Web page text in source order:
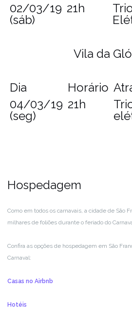
02/03/19
(sáb)
21h
Vila da
Dia Horário
04/03/19
(seg)
21h
Hospedagem
Como em todos os carnavais, a cidade de São
milhares de foliões durante o feriado do
Confira as opções de hospedagem em São
Carnaval:
Casas no Airbnb
Hotéis